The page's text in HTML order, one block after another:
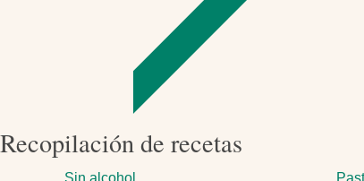
Recopilación de recetas
Sin alcohol